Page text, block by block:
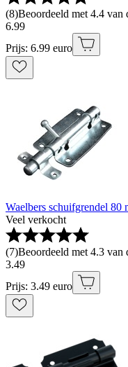
(8)Beoordeeld met 4.4 van
6.99
Prijs: 6.99 euro
Waelbers schuifgrendel 80
Veel verkocht
(7)Beoordeeld met 4.3 van
3.49
Prijs: 3.49 euro